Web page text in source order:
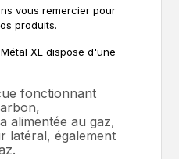
vous remercier pour
produits.
XL dispose d'une
fonctionnant
alimentée au gaz,
latéral, également